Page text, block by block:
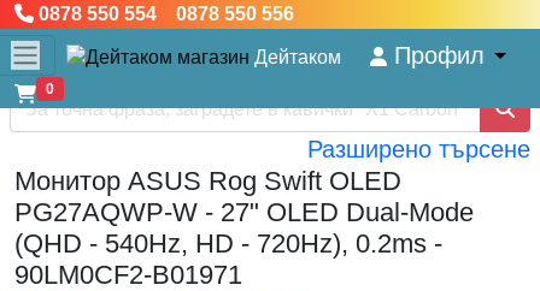
0878 550 554 0878 550 556
Дейтаком Профил
0
Разширено търсене
Монитор ASUS Rog Swift OLED
PG27AQWP-W - 27" OLED Dual-Mode
(QHD - 540Hz, HD - 720Hz), 0.2ms -
90LM0CF2-B01971